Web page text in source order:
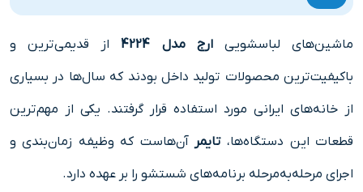
ماشین‌های لباسشوییارج مدل 4224
از قدیمی‌ترین و
باکیفیت‌ترین محصولات تولید داخل بودند که سال‌ها در بسیاری
از خانه‌های ایرانی مورد استفاده قرار گرفتند. یکی از مهم‌ترین
قطعات این دستگاه‌ها،تایمر آن‌هاست که وظیفه زمان‌بندی و
اجرای مرحله‌به‌مرحله برنامه‌های شستشو را بر عهده دارد.